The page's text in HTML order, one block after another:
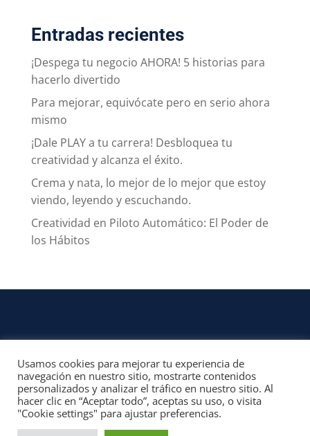
Entradas recientes
¡Despega tu negocio AHORA! 5 historias para
hacerlo divertido
Para mejorar, equivócate pero en serio ahora
mismo
¡Dale PLAY a tu carrera! Desbloquea tu
creatividad y alcanza el éxito.
Crema y nata, lo mejor de lo mejor que estoy
viendo, leyendo y escuchando.
Creatividad en Piloto Automático: El Poder de
los Hábitos
CONTACTO
© 2022, Unofficial Media, LLC – Reservados todos los derechos | All rights
reserved
Aviso Legal y Términos de Uso del Sitio|Aviso Programas Afiliados,
Usamos cookies para mejorar tu experiencia de
navegación en nuestro sitio, mostrarte contenidos
personalizados y analizar el tráfico en nuestro sitio. Al
hacer clic en “Aceptar todo”, aceptas su uso, o visita
"Cookie settings" para ajustar preferencias.